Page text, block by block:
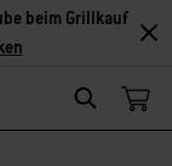
Search
beim Grillkauf